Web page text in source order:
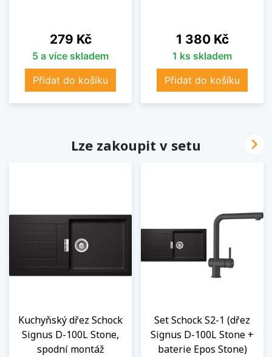
Cena
279 Kč
5 a více skladem
Přidat do košíku
Cena
1 380 Kč
1 ks skladem
Přidat do košíku
Lze zakoupit v setu
Kuchyňský dřez Schock
Signus D-100L Stone,
spodní montáž
Set Schock S2-1 (dřez
Signus D-100L Stone +
baterie Epos Stone)
